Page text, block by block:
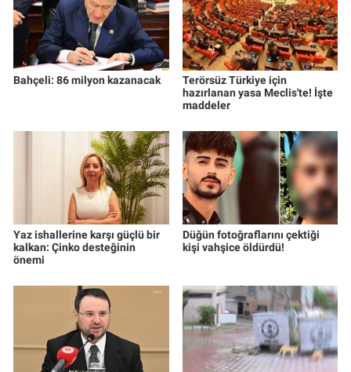
Bahçeli: 86 milyon kazanacak
Terörsüz Türkiye için
hazırlanan yasa Meclis'te! İşte
maddeler
Yaz ishallerine karşı güçlü bir
kalkan: Çinko desteğinin
önemi
Düğün fotoğraflarını çektiği
kişi vahşice öldürdü!